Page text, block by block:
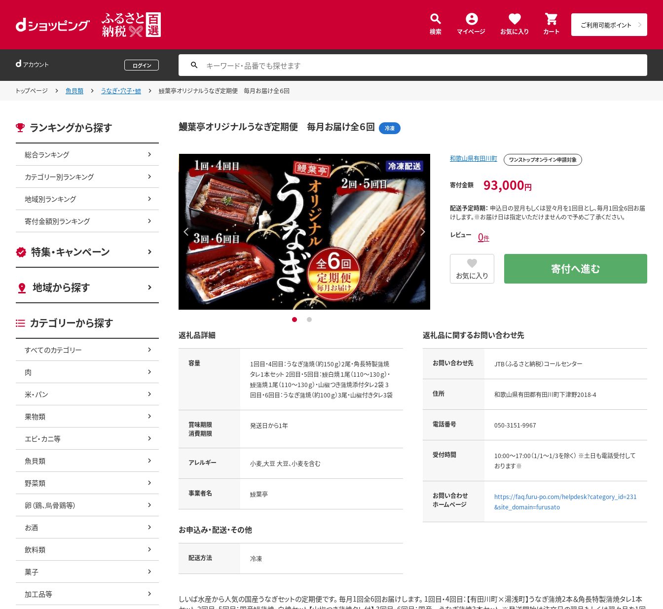
検索 マイページ お気に入り カート
ご利用可能ポイント
アカウント ログイン
トップページ 魚貝類 うなぎ・穴子・鱧 鰻葉亭オリジナルうなぎ定期便 毎月お届け全６回
ランキングから探す
総合ランキング
カテゴリー別ランキング
地域別ランキング
寄付金額別ランキング
特集・キャンペーン
地域から探す
カテゴリーから探す
すべてのカテゴリー
肉
米・パン
果物類
エビ・カニ等
魚貝類
野菜類
卵（鶏、烏骨鶏等）
お酒
飲料類
菓子
加工品等
鰻葉亭オリジナルうなぎ定期便 毎月お届け全６回 冷凍
1 2
和歌山県有田川町 ワンストップオンライン申請対象
寄付金額 93,000円
配送予定時期： 申込日の翌月もしくは翌々月を1回目とし、毎月1回全6回お届
けします。※お届け日は指定いただけませんので予めご了承ください。
レビュー 0件
お気に入り 寄付へ進む
返礼品詳細
容量
1回目・4回目：うなぎ蒲焼（約150ｇ）2尾・角長特製蒲焼
タレ1本セット 2回目・5回目：鰻白焼１尾（110～130ｇ）・
鰻蒲焼１尾（110～130ｇ）・山椒つき蒲焼添付タレ2袋 3
回目・6回目：うなぎ蒲焼（約100ｇ）3尾・山椒付きタレ3袋
賞味期限
消費期限
発送日から1年
アレルギー 小麦,大豆 大豆、小麦を含む
事業者名 鰻葉亭
お申込み・配送・その他
配送方法 冷凍
返礼品に関するお問い合わせ先
お問い合わせ先 JTB（ふるさと納税）コールセンター
住所 和歌山県有田郡有田川町下津野2018-4
電話番号 050-3151-9967
受付時間
10:00～17:00（1/1～1/3を除く） ※土日も電話受付して
おります※
お問い合わせ
ホームページ
https://faq.furu-po.com/helpdesk?category_id=231
&site_domain=furusato
しいば水産から人気の国産うなぎセットの定期便です。 毎月1回全6回お届けします。 1回目・4回目：【有田川町×湯浅町】うなぎ蒲焼2本＆角長特製蒲焼タレ1本